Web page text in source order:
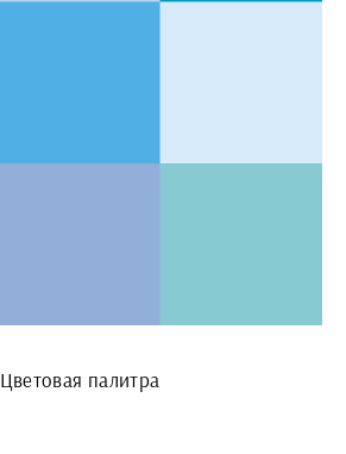
Цветовая палитра